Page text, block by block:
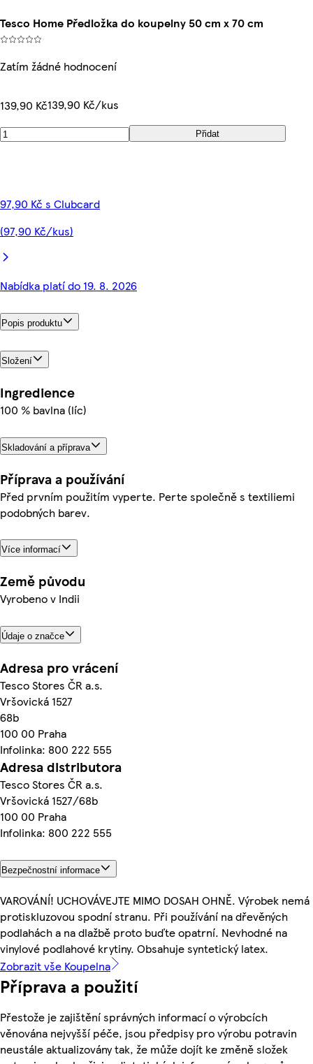
Tesco Home Předložka do koupelny 50 cm x 70 cm
Zatím žádné hodnocení
139,90 Kč139,90 Kč/kus
Přidat
97,90 Kč s Clubcard
(97,90 Kč/kus)
Nabídka platí do 19. 8. 2026
Popis produktu
Složení
Ingredience
100 % bavlna (líc)
Skladování a příprava
Příprava a používání
Před prvním použitím vyperte. Perte společně s textiliemi
podobných barev.
Více informací
Země původu
Vyrobeno v Indii
Údaje o značce
Adresa pro vrácení
Tesco Stores ČR a.s.
Vršovická 1527
68b
100 00 Praha
Infolinka: 800 222 555
Adresa distributora
Tesco Stores ČR a.s.
Vršovická 1527/68b
100 00 Praha
Infolinka: 800 222 555
Bezpečnostní informace
VAROVÁNÍ! UCHOVÁVEJTE MIMO DOSAH OHNĚ. Výrobek nemá
protiskluzovou spodní stranu. Při používání na dřevěných
podlahách a na dlažbě proto buďte opatrní. Nevhodné na
vinylové podlahové krytiny. Obsahuje syntetický latex.
Zobrazit vše Koupelna
Příprava a použití
Přestože je zajištění správných informací o výrobcích
věnována nejvyšší péče, jsou předpisy pro výrobu potravin
neustále aktualizovány tak, že může dojít ke změně složek